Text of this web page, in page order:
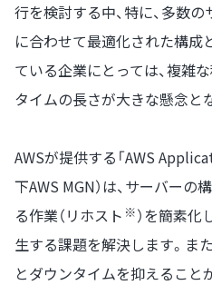
行を検討する中、特に、多数
に合わせて最適化された構成
ている企業にとっては、複雑
タイムの長さが大きな懸念と
AWSが提供する「AWS
下AWS MGN）は、サーバー
る作業（リホスト ※）を簡素化
生する課題を解決します。ま
とダウンタイムを抑えること